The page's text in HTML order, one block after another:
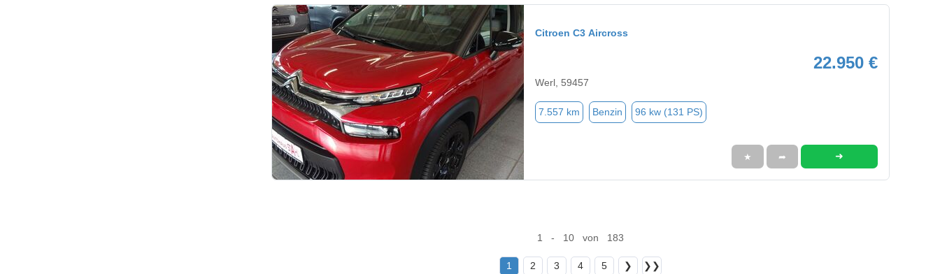
Citroen C3 Aircross
22.950 €
Werl, 59457
7.557 km Benzin 96 kw (131 PS)
★ ➦ ➜
1 - 10 von 183
1 2 3 4 5 ❯ ❯❯